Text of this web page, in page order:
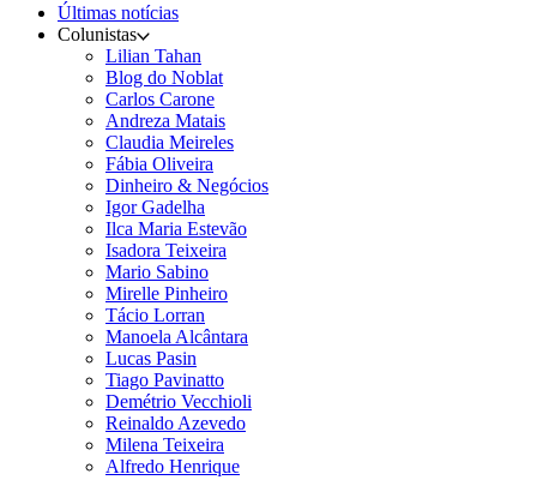
Últimas notícias
Colunistas
Lilian Tahan
Blog do Noblat
Carlos Carone
Andreza Matais
Claudia Meireles
Fábia Oliveira
Dinheiro & Negócios
Igor Gadelha
Ilca Maria Estevão
Isadora Teixeira
Mario Sabino
Mirelle Pinheiro
Tácio Lorran
Manoela Alcântara
Lucas Pasin
Tiago Pavinatto
Demétrio Vecchioli
Reinaldo Azevedo
Milena Teixeira
Alfredo Henrique